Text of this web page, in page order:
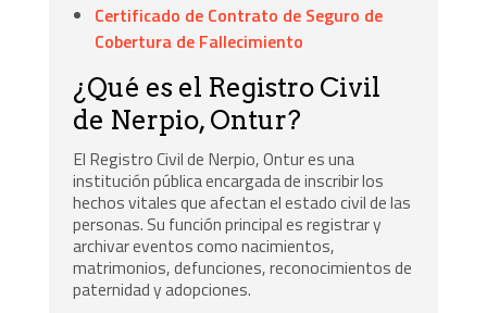
Certificado de Contrato de Seguro de
Cobertura de Fallecimiento
¿Qué es el Registro Civil
de Nerpio, Ontur?
El Registro Civil de Nerpio, Ontur es una
institución pública encargada de inscribir los
hechos vitales que afectan el estado civil de las
personas. Su función principal es registrar y
archivar eventos como nacimientos,
matrimonios, defunciones, reconocimientos de
paternidad y adopciones.